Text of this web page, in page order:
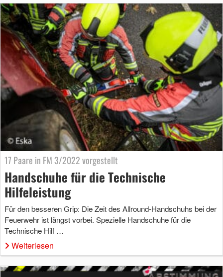
17 Paare in FM 3/2022 vorgestellt
Handschuhe für die Technische
Hilfeleistung
Für den besseren Grip: Die Zeit des Allround-Handschuhs bei der
Feuerwehr ist längst vorbei. Spezielle Handschuhe für die
Technische Hilf …
Weiterlesen